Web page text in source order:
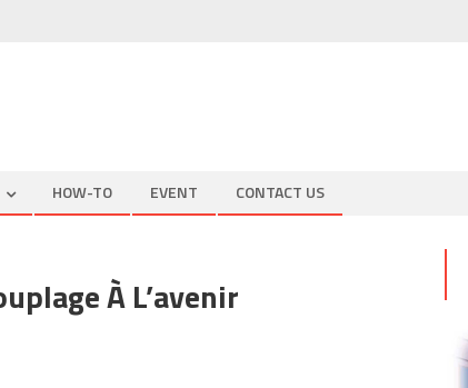
HOW-TO EVENT CONTACT US
À L’avenir